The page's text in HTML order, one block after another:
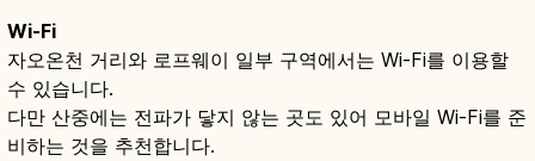
Wi-Fi
자오온천 거리와 로프웨이 일부 구역에서는 Wi-Fi를 이용할
수 있습니다.
다만 산중에는 전파가 닿지 않는 곳도 있어 모바일 Wi-Fi를 준
비하는 것을 추천합니다.